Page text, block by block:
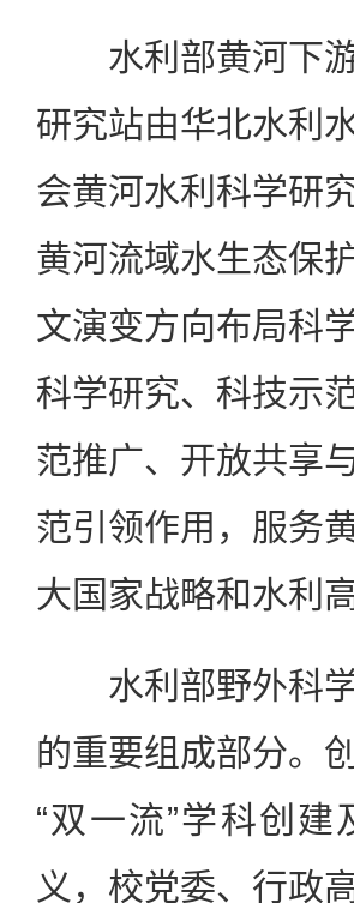
水利部黄河下游
研究站由华北水利
会黄河水利科学研
黄河流域水生态保
文演变方向布局科
科学研究、科技示
范推广、开放共享
范引领作用，服务
大国家战略和水利
水利部野外科学
的重要组成部分。
“双一流”学科创
义，校党委、行政